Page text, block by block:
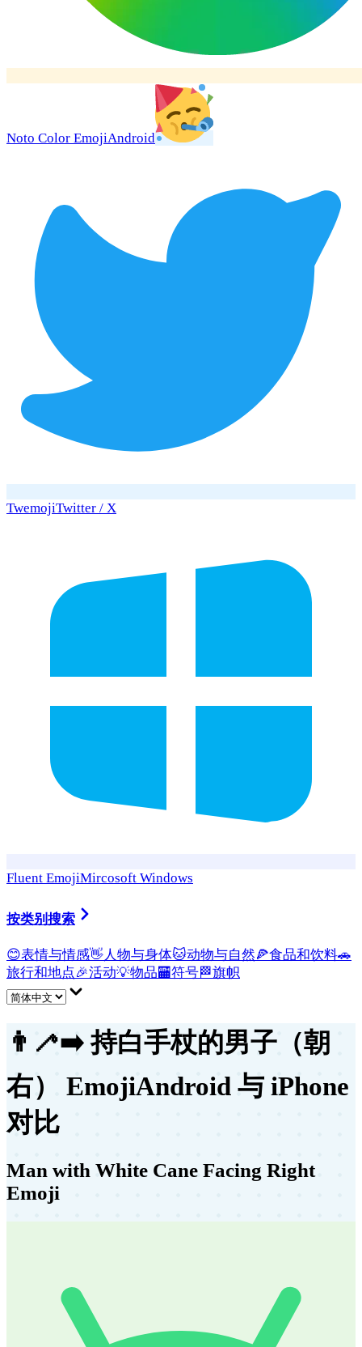
Noto Color EmojiAndroid
TwemojiTwitter / X
Fluent EmojiMircosoft Windows
按类别搜索
😊表情与情感👋 人物与身体🐱动物与自然🍕食品和饮料🚗
旅行和地点🎉活动💡物品🏧符号🏁旗帜
👨‍🦯‍➡️ 持白手杖的男子（朝
右） EmojiAndroid 与 iPhone
对比
Man with White Cane Facing Right
Emoji